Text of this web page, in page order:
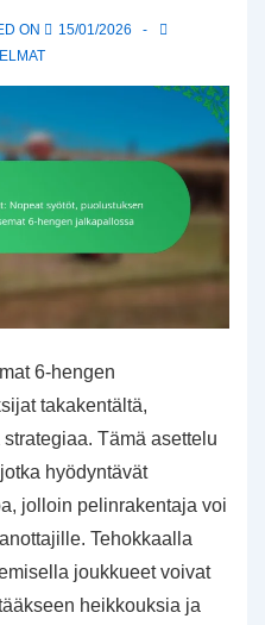
ON
15/01/2026
6-hengen
takakentältä,
Tämä asettelu
hyödyntävät
jolloin pelinrakentaja voi
Tehokkaalla
joukkueet voivat
heikkouksia ja